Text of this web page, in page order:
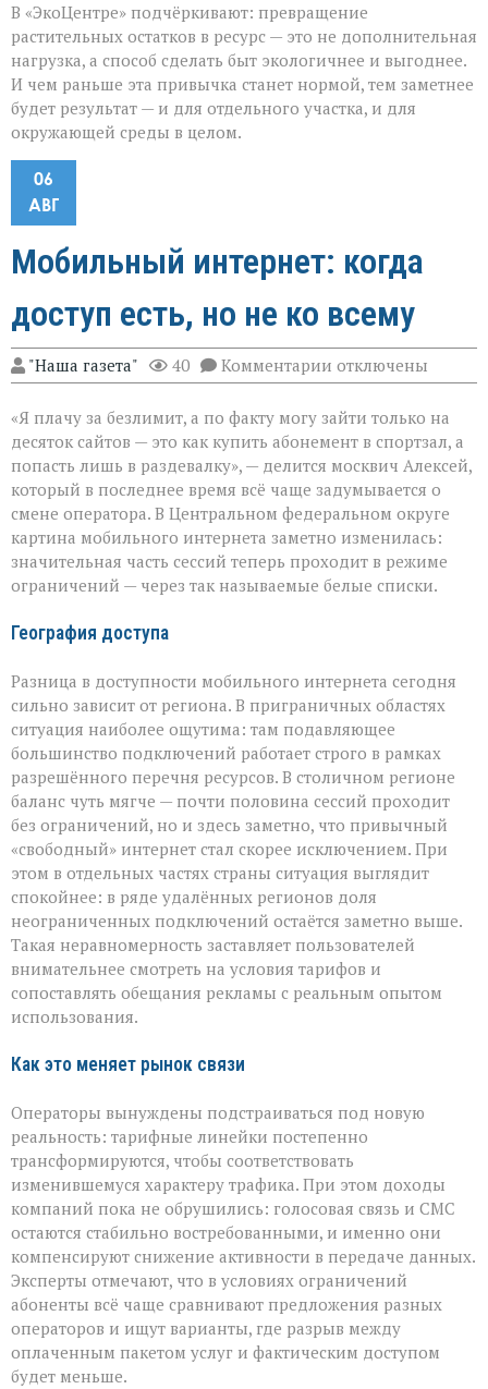
В «ЭкоЦентре» подчёркивают: превращение
растительных остатков в ресурс — это не дополнительная
нагрузка, а способ сделать быт экологичнее и выгоднее.
И чем раньше эта привычка станет нормой, тем заметнее
будет результат — и для отдельного участка, и для
окружающей среды в целом.
06
АВГ
Мобильный интернет: когда
доступ есть, но не ко всему
"Наша газета" 40 Комментарии к
записи
интернет:
когда
есть,
но
не
ко
всему
отключены
«Я плачу за безлимит, а по факту могу зайти только на
десяток сайтов — это как купить абонемент в спортзал, а
попасть лишь в раздевалку», — делится москвич Алексей,
который в последнее время всё чаще задумывается о
смене оператора. В Центральном федеральном округе
картина мобильного интернета заметно изменилась:
значительная часть сессий теперь проходит в режиме
ограничений — через так называемые белые списки.
География доступа
Разница в доступности мобильного интернета сегодня
сильно зависит от региона. В приграничных областях
ситуация наиболее ощутима: там подавляющее
большинство подключений работает строго в рамках
разрешённого перечня ресурсов. В столичном регионе
баланс чуть мягче — почти половина сессий проходит
без ограничений, но и здесь заметно, что привычный
«свободный» интернет стал скорее исключением. При
этом в отдельных частях страны ситуация выглядит
спокойнее: в ряде удалённых регионов доля
неограниченных подключений остаётся заметно выше.
Такая неравномерность заставляет пользователей
внимательнее смотреть на условия тарифов и
сопоставлять обещания рекламы с реальным опытом
использования.
Как это меняет рынок связи
Операторы вынуждены подстраиваться под новую
реальность: тарифные линейки постепенно
трансформируются, чтобы соответствовать
изменившемуся характеру трафика. При этом доходы
компаний пока не обрушились: голосовая связь и СМС
остаются стабильно востребованными, и именно они
компенсируют снижение активности в передаче данных.
Эксперты отмечают, что в условиях ограничений
абоненты всё чаще сравнивают предложения разных
операторов и ищут варианты, где разрыв между
оплаченным пакетом услуг и фактическим доступом
будет меньше.